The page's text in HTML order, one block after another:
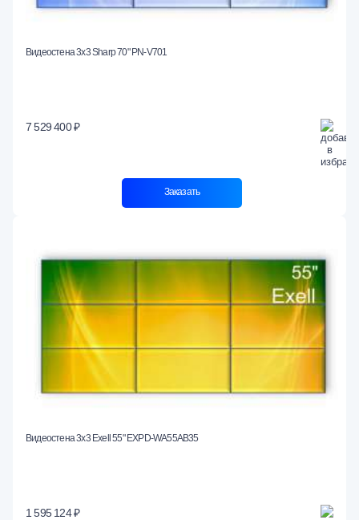
Видеостена 3x3 Sharp 70" PN-V701
7 529 400 ₽
Заказать
Видеостена 3x3 Exell 55" EXPD-WA55AB35
1 595 124 ₽